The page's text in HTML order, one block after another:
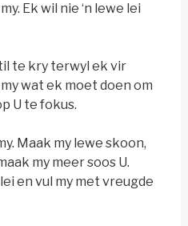
Ek wil nie ‘n lewe lei
te kry terwyl ek vir
wat ek moet doen om
U te fokus.
Maak my lewe skoon,
my meer soos U.
en vul my met vreugde